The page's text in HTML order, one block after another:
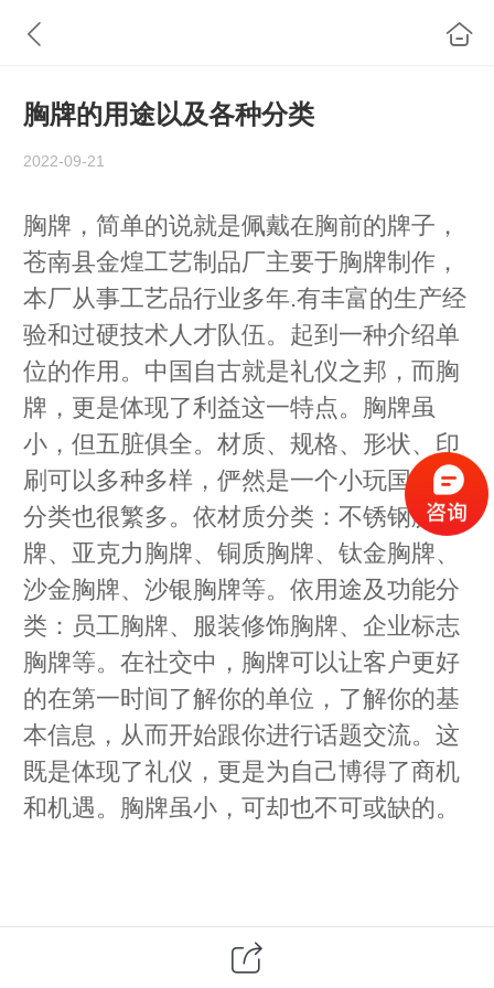
胸牌的用途以及各种分类
2022-09-21
胸牌，简单的说就是佩戴在胸前的牌子，
苍南县金煌工艺制品厂主要于胸牌制作，
本厂从事工艺品行业多年.有丰富的生产经
验和过硬技术人才队伍。起到一种介绍单
位的作用。中国自古就是礼仪之邦，而胸
牌，更是体现了利益这一特点。胸牌虽
小，但五脏俱全。材质、规格、形状、印
刷可以多种多样，俨然是一个小玩国。其
分类也很繁多。依材质分类：不锈钢胸
牌、亚克力胸牌、铜质胸牌、钛金胸牌、
沙金胸牌、沙银胸牌等。依用途及功能分
类：员工胸牌、服装修饰胸牌、企业标志
胸牌等。在社交中，胸牌可以让客户更好
的在第一时间了解你的单位，了解你的基
本信息，从而开始跟你进行话题交流。这
既是体现了礼仪，更是为自己博得了商机
和机遇。胸牌虽小，可却也不可或缺的。